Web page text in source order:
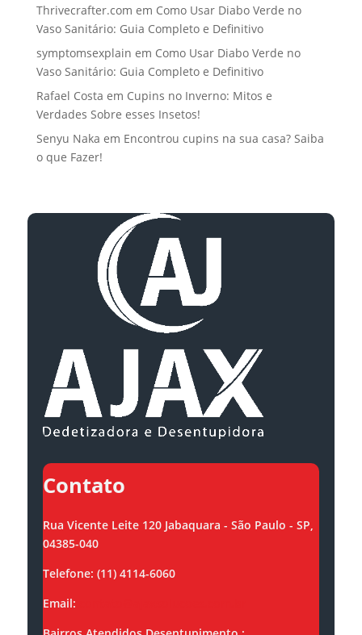
Thrivecrafter.com em Como Usar Diabo Verde no
Vaso Sanitário: Guia Completo e Definitivo
symptomsexplain em Como Usar Diabo Verde no
Vaso Sanitário: Guia Completo e Definitivo
Rafael Costa em Cupins no Inverno: Mitos e
Verdades Sobre esses Insetos!
Senyu Naka em Encontrou cupins na sua casa? Saiba
o que Fazer!
Contato
Rua Vicente Leite 120 Jabaquara - São Paulo - SP,
04385-040
Telefone: (11) 4114-6060
Email: